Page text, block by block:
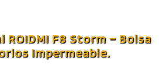
F8 Storm – Bolsa
Impermeable.